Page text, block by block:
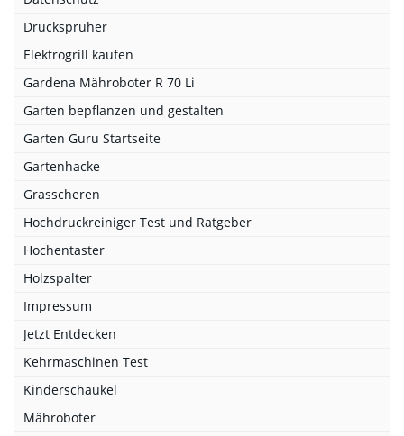
Drucksprüher
Elektrogrill kaufen
Gardena Mähroboter R 70 Li
Garten bepflanzen und gestalten
Garten Guru Startseite
Gartenhacke
Grasscheren
Hochdruckreiniger Test und Ratgeber
Hochentaster
Holzspalter
Impressum
Jetzt Entdecken
Kehrmaschinen Test
Kinderschaukel
Mähroboter